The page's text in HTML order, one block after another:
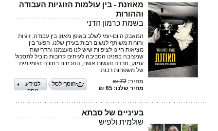
מאוזנת - בין עולמות הזוגיות העבודה
וההורות
בשמת כרמון הדני
המאבק היום-יומי לשלב באופן מאוזן בין עבודה, זוגיות
והורות משותף לנשים רבות בעידן שלנו. הפער בין
מציאות חיינו לציפיות שיש לנו מעצמנו והדרישות
שמציבה בפנינו הסביבה לעיתים קרובות מוביל לתסכול
עמוק, חרדה ורגשות אשם, הנוכחים בחוויה היומיומית
של משפחות רבות.
מחיר:72 ₪
מחיר שלנו: 65 ₪
למידע
נוסף
הוסף לסל
בעיניים של סבתא
שולמית ולפיש